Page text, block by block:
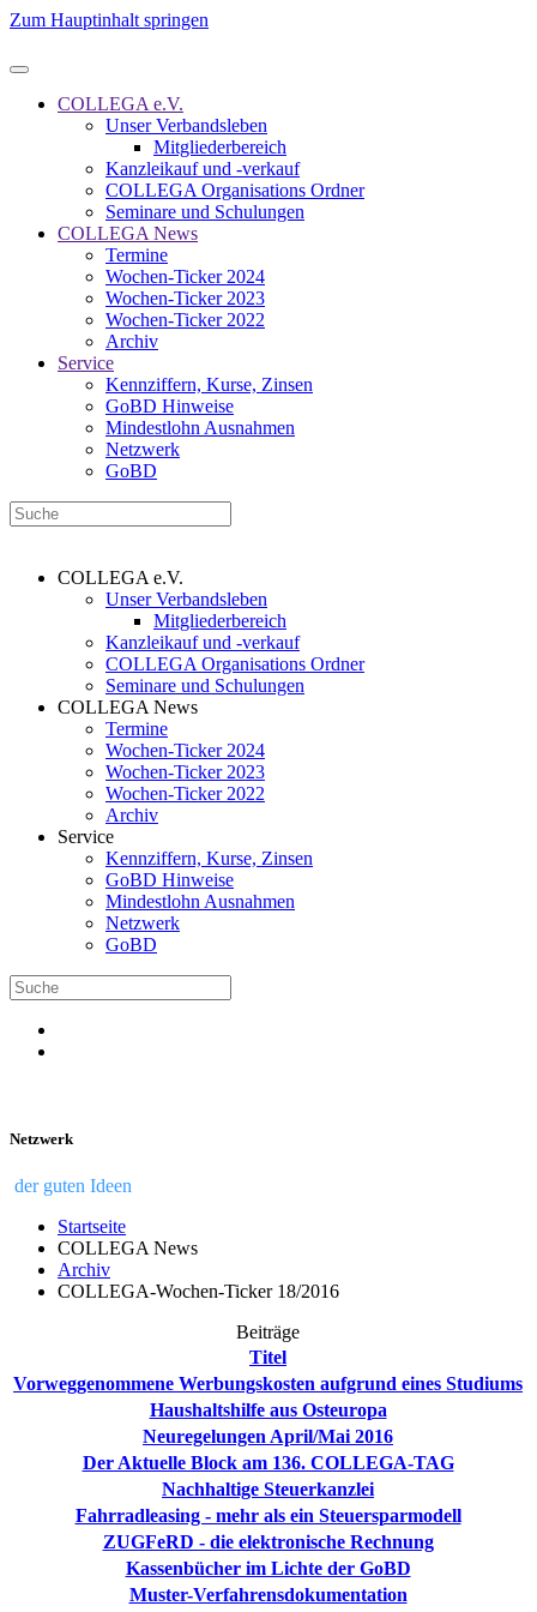
Zum Hauptinhalt springen
COLLEGA e.V.
Unser Verbandsleben
Mitgliederbereich
Kanzleikauf und -verkauf
COLLEGA Organisations Ordner
Seminare und Schulungen
COLLEGA News
Termine
Wochen-Ticker 2024
Wochen-Ticker 2023
Wochen-Ticker 2022
Archiv
Service
Kennziffern, Kurse, Zinsen
GoBD Hinweise
Mindestlohn Ausnahmen
Netzwerk
GoBD
COLLEGA e.V.
Unser Verbandsleben
Mitgliederbereich
Kanzleikauf und -verkauf
COLLEGA Organisations Ordner
Seminare und Schulungen
COLLEGA News
Termine
Wochen-Ticker 2024
Wochen-Ticker 2023
Wochen-Ticker 2022
Archiv
Service
Kennziffern, Kurse, Zinsen
GoBD Hinweise
Mindestlohn Ausnahmen
Netzwerk
GoBD
Netzwerk
der guten Ideen
Startseite
COLLEGA News
Archiv
COLLEGA-Wochen-Ticker 18/2016
Beiträge
Titel
Vorweggenommene Werbungskosten aufgrund eines Studiums
Haushaltshilfe aus Osteuropa
Neuregelungen April/Mai 2016
Der Aktuelle Block am 136. COLLEGA-TAG
Nachhaltige Steuerkanzlei
Fahrradleasing - mehr als ein Steuersparmodell
ZUGFeRD - die elektronische Rechnung
Kassenbücher im Lichte der GoBD
Muster-Verfahrensdokumentation